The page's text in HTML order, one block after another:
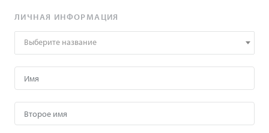
ЛИЧНАЯ ИНФОРМАЦИЯ
Выберите название